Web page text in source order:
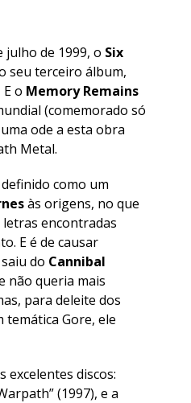
julho de 1999, o Six
seu terceiro álbum,
E o Memory Remains
(comemorado só
ode a esta obra
Metal.
como um
às origens, no que
encontradas
E é de causar
do Cannibal
não queria mais
para deleite dos
temática Gore, ele
excelentes discos:
” (1997), e a